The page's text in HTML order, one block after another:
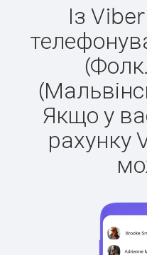
Із
Якщо у
рахунку